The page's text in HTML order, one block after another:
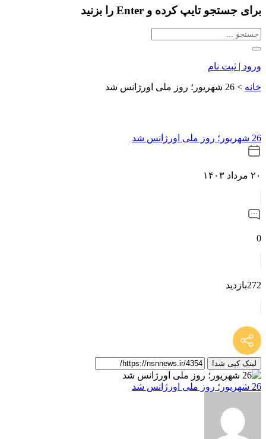
برای جستجو تایپ کرده و Enter را بزنید
ورود | ثبت نام
خانه > 26 شهریور؛ روز ملی اورژانس شد
26 شهریور؛ روز ملی اورژانس شد
۲۰ مرداد ۱۴۰۳
0
272بازدید
لینک کپی شد!
26 شهریور؛ روز ملی اورژانس شد